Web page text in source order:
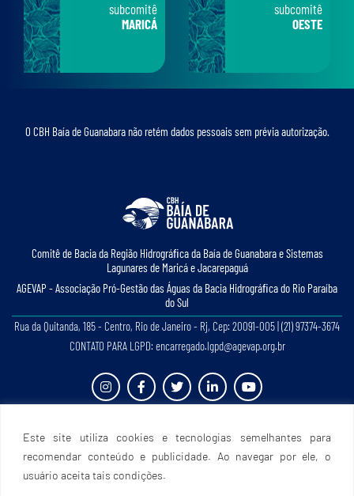
Este site utiliza cookies e tecnologias semelhantes para
recomendar conteúdo e publicidade. Ao navegar por ele, o
usuário aceita tais condições.
subcomitê
MARICÁ
subcomitê
OESTE
O CBH Baía de Guanabara não retém dados pessoais sem prévia autorização.
Comitê de Bacia da Região Hidrográﬁca da Baía de Guanabara e Sistemas
Lagunares de Maricá e Jacarepaguá
AGEVAP - Associação Pró-Gestão das Águas da Bacia Hidrográﬁca do Rio Paraíba
do Sul
Rua da Quitanda, 185 - Centro, Rio de Janeiro - Rj, Cep: 20091-005 | (21) 97374-3674
CONTATO PARA LGPD: encarregado.lgpd@agevap.org.br